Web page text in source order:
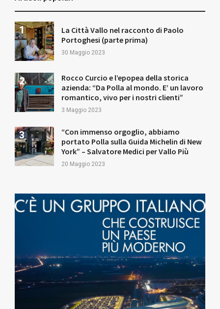
La Città Vallo nel racconto di Paolo
Portoghesi (parte prima)
30 Maggio 2023
Rocco Curcio e l’epopea della storica
azienda: “Da Polla al mondo. E’ un lavoro
romantico, vivo per i nostri clienti”
3 Maggio 2023
“Con immenso orgoglio, abbiamo
portato Polla sulla Guida Michelin di New
York” – Salvatore Medici per Vallo Più
20 Maggio 2023